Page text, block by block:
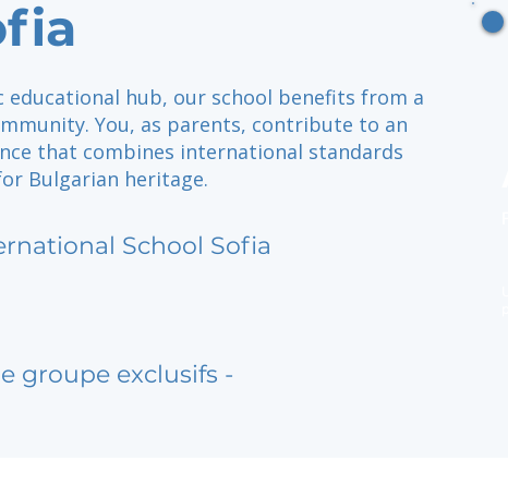
educational hub, our school benefits from a
You, as parents, contribute to an
that combines international standards
Bulgarian heritage.
School Sofia
groupe exclusifs -